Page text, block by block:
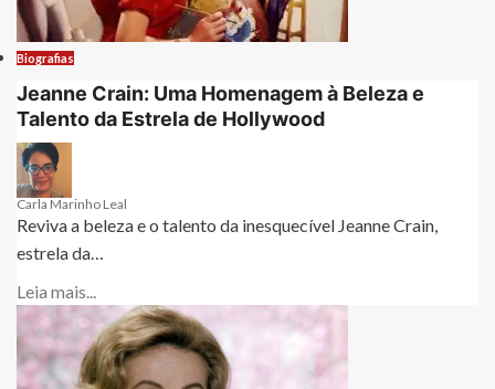
Biografias
Jeanne Crain: Uma Homenagem à Beleza e
Talento da Estrela de Hollywood
Carla Marinho Leal
Reviva a beleza e o talento da inesquecível Jeanne Crain,
estrela da…
Leia mais...